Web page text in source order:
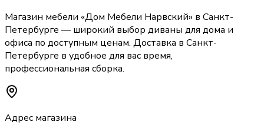
Магазин мебели «Дом Мебели Нарвский» в Санкт-
Петербурге — широкий выбор диваны для дома и
офиса по доступным ценам. Доставка в Санкт-
Петербурге в удобное для вас время,
профессиональная сборка.
Адрес магазина